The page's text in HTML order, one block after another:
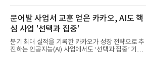
동기 대
이뤄졌다. 이후 2012년 한국형 구축함(KDX-1) 이상
의 함정에 실전 배치됐다.그해 7월 해군은 동해상에서
성능 검증을 위해 홍상어 시험발사를 실시했다. 이때
홍상어가 목표 지점에서 입수한 후 표적을 타격하지
못하고 물속에서 멈춰버리는 예상 밖의 일이 벌어졌
다. 2차 품질확인 사격 시험에서도 만족스러운 결과를
얻지 못했다. 완벽한 신뢰성 확보를 위해 LIG넥스원은
문어발 사업서 교훈 얻은 카카오, AI도 핵
심 사업 '선택과 집중'
분기 최대 실적을 기록한 카카오가 성장 전략으로 추
진하는 인공지능(AI) 사업에서도 ‘선택과 집중’ 기조